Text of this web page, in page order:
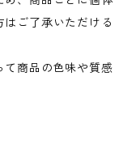
ご了承いただける
て商品の色味や質感